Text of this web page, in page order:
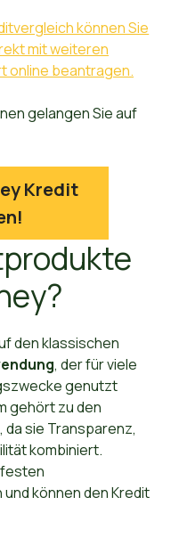
können Sie
mit weiteren
online beantragen.
gelangen Sie auf
Kredit
den klassischen
, der für viele
genutzt
gehört zu den
sie Transparenz,
kombiniert.
können den Kredit